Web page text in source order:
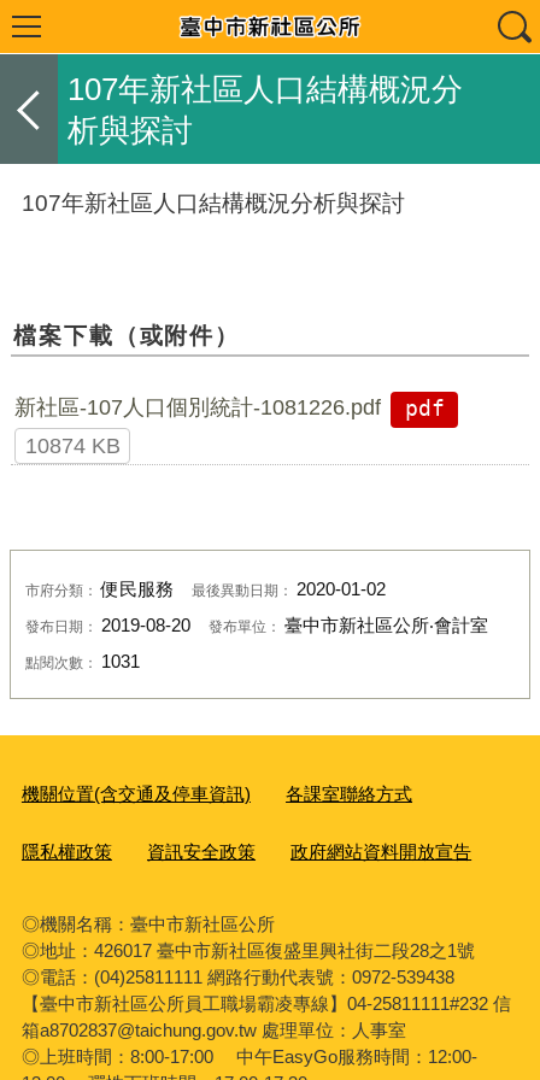
107年新社區人口結構概況分
析與探討
107年新社區人口結構概況分析與探討
檔案下載（或附件）
新社區-107人口個別統計-1081226.pdf
pdf
10874 KB
市府分類：便民服務 最後異動日期： 2020-01-02
發布日期： 2019-08-20 發布單位： 臺中市新社區公所‧會計室
點閱次數： 1031
機關位置(含交通及停車資訊) 各課室聯絡方式
隱私權政策 資訊安全政策 政府網站資料開放宣告
◎機關名稱：臺中市新社區公所
◎地址：426017 臺中市新社區復盛里興社街二段28之1號
◎電話：(04)25811111 網路行動代表號：0972-539438
【臺中市新社區公所員工職場霸凌專線】04-25811111#232 信
箱a8702837@taichung.gov.tw 處理單位：人事室
◎上班時間：8:00-17:00 中午EasyGo服務時間：12:00-